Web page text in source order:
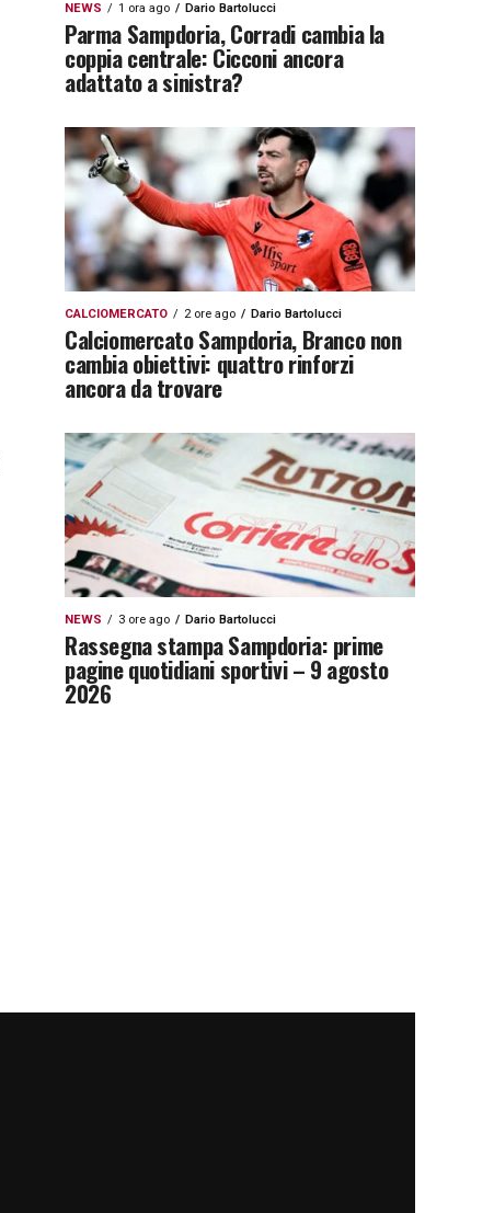
NEWS 1 ora ago Dario Bartolucci
Parma Sampdoria, Corradi cambia la
coppia centrale: Cicconi ancora
adattato a sinistra?
CALCIOMERCATO 2 ore ago Dario Bartolucci
Calciomercato Sampdoria, Branco non
cambia obiettivi: quattro rinforzi
ancora da trovare
NEWS 3 ore ago Dario Bartolucci
Rassegna stampa Sampdoria: prime
pagine quotidiani sportivi – 9 agosto
2026